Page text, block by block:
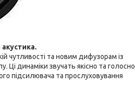
чутливості та новим дифузорам із
динаміки звучать якісно та голосно
підсилювача та прослуховування